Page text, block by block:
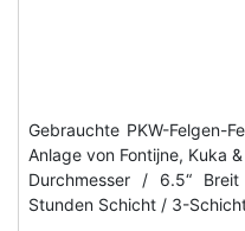
Gebrauchte PKW-Felgen-
Anlage von Fontijne, Kuka
Durchmesser / 6.5“
Stunden Schicht / 3-